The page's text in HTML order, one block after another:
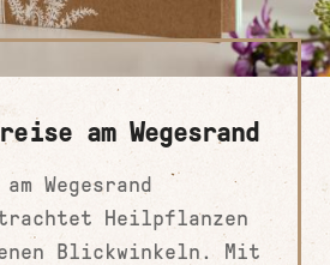
am Wegesrand
Wegesrand
Heilpflanzen
Blickwinkeln. Mit